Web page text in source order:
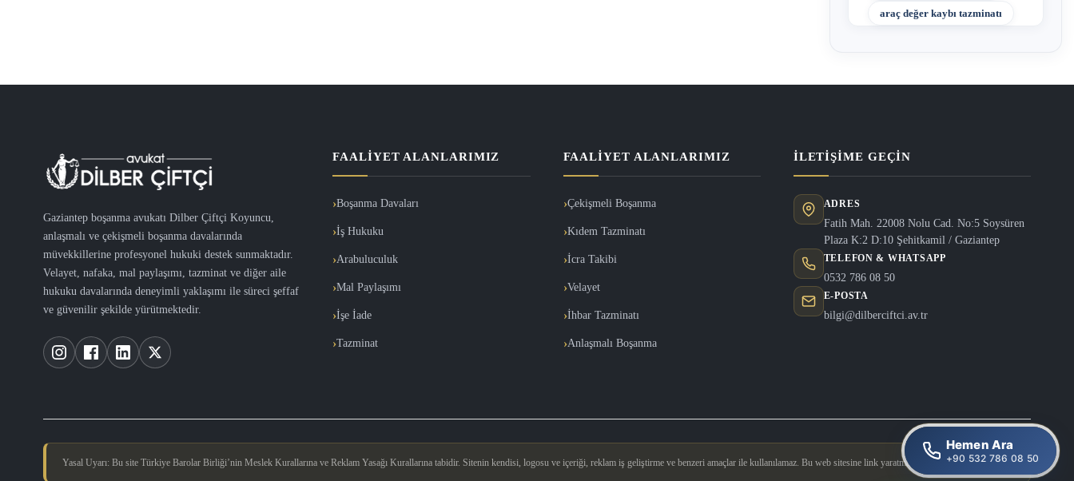
araç değer kaybı tazminatı
Gaziantep boşanma avukatı Dilber Çiftçi Koyuncu,
anlaşmalı ve çekişmeli boşanma davalarında
müvekkillerine profesyonel hukuki destek sunmaktadır.
Velayet, nafaka, mal paylaşımı, tazminat ve diğer aile
hukuku davalarında deneyimli yaklaşımı ile süreci şeffaf
ve güvenilir şekilde yürütmektedir.
FAALIYET ALANLARIMIZ
Boşanma Davaları
İş Hukuku
Arabuluculuk
Mal Paylaşımı
İşe İade
Tazminat
FAALIYET ALANLARIMIZ
Çekişmeli Boşanma
Kıdem Tazminatı
İcra Takibi
Velayet
İhbar Tazminatı
Anlaşmalı Boşanma
İLETIŞIME GEÇIN
ADRES
Fatih Mah. 22008 Nolu Cad. No:5 Soysüren
Plaza K:2 D:10 Şehitkamil / Gaziantep
TELEFON & WHATSAPP
0532 786 08 50
E-POSTA
bilgi@dilberciftci.av.tr
Yasal Uyarı: Bu site Türkiye Barolar Birliği’nin Meslek Kurallarına ve Reklam Yasağı Kurallarına tabidir. Sitenin kendisi, logosu ve içeriği, reklam iş geliştirme ve benzeri amaçlar ile kullanılamaz. Bu web sitesine link yaratmak yasaktır.
Hemen Ara
+90 532 786 08 50